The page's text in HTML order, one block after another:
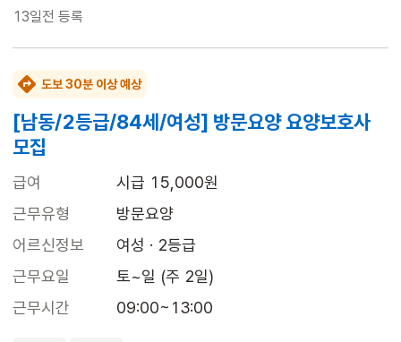
13일전 등록
도보 30분 이상 예상
[남동/2등급/84세/여성] 방문요양 요양보호사
모집
급여
시급 15,000원
근무유형
방문요양
어르신정보
여성 · 2등급
근무요일
토~일 (주 2일)
근무시간
09:00~13:00